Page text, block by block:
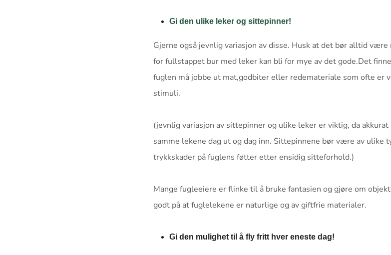
Gi den ulike leker og sittepinner!
Gjerne også jevnlig variasjon av disse. Husk at det bør alltid
for fullstappet bur med leker kan bli for mye av det gode.Det
fuglen må jobbe ut mat,godbiter eller redemateriale som ofte er
stimuli.
(jevnlig variasjon av sittepinner og ulike leker er viktig, da akkurat
samme lekene dag ut og dag inn. Sittepinnene bør være av ulike
trykkskader på fuglens føtter etter ensidig sitteforhold.)
Mange fugleeiere er flinke til å bruke fantasien og gjøre om
godt på at fuglelekene er naturlige og av giftfrie materialer.
Gi den mulighet til å fly fritt hver eneste dag!